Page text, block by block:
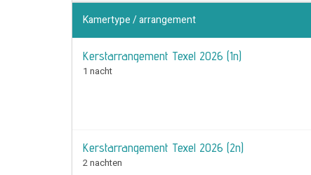
Kamertype / arrangement
Kerstarrangement Texel 2026 (1n)
1 nacht
Kerstarrangement Texel 2026 (2n)
2 nachten